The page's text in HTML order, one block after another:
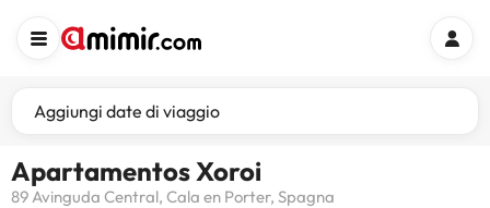
Aggiungi date di viaggio
Apartamentos Xoroi
89 Avinguda Central, Cala en Porter, Spagna